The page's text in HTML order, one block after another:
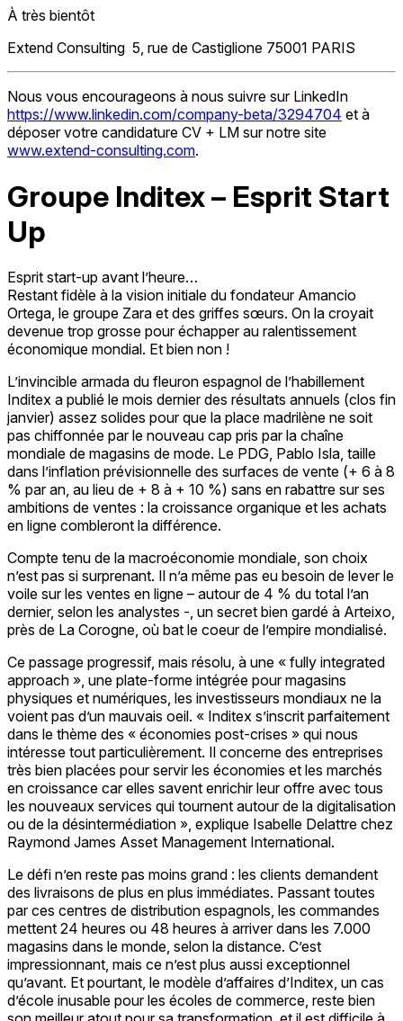
À très bientôt
Extend Consulting 5, rue de Castiglione 75001 PARIS
Nous vous encourageons à nous suivre sur LinkedIn
https://www.linkedin.com/company-beta/3294704 et à
déposer votre candidature CV + LM sur notre site
www.extend-consulting.com.
Groupe Inditex – Esprit Start
Up
Esprit start-up avant l’heure…
Restant fidèle à la vision initiale du fondateur Amancio
Ortega, le groupe Zara et des griffes sœurs. On la croyait
devenue trop grosse pour échapper au ralentissement
économique mondial. Et bien non !
L’invincible armada du fleuron espagnol de l’habillement
Inditex a publié le mois dernier des résultats annuels (clos fin
janvier) assez solides pour que la place madrilène ne soit
pas chiffonnée par le nouveau cap pris par la chaîne
mondiale de magasins de mode. Le PDG, Pablo Isla, taille
dans l’inflation prévisionnelle des surfaces de vente (+ 6 à 8
% par an, au lieu de + 8 à + 10 %) sans en rabattre sur ses
ambitions de ventes : la croissance organique et les achats
en ligne combleront la différence.
Compte tenu de la macroéconomie mondiale, son choix
n’est pas si surprenant. Il n’a même pas eu besoin de lever le
voile sur les ventes en ligne – autour de 4 % du total l’an
dernier, selon les analystes -, un secret bien gardé à Arteixo,
près de La Corogne, où bat le coeur de l’empire mondialisé.
Ce passage progressif, mais résolu, à une « fully integrated
approach », une plate-forme intégrée pour magasins
physiques et numériques, les investisseurs mondiaux ne la
voient pas d’un mauvais oeil. « Inditex s’inscrit parfaitement
dans le thème des « économies post-crises » qui nous
intéresse tout particulièrement. Il concerne des entreprises
très bien placées pour servir les économies et les marchés
en croissance car elles savent enrichir leur offre avec tous
les nouveaux services qui tournent autour de la digitalisation
ou de la désintermédiation », explique Isabelle Delattre chez
Raymond James Asset Management International.
Le défi n’en reste pas moins grand : les clients demandent
des livraisons de plus en plus immédiates. Passant toutes
par ces centres de distribution espagnols, les commandes
mettent 24 heures ou 48 heures à arriver dans les 7.000
magasins dans le monde, selon la distance. C’est
impressionnant, mais ce n’est plus aussi exceptionnel
qu’avant. Et pourtant, le modèle d’affaires d’Inditex, un cas
d’école inusable pour les écoles de commerce, reste bien